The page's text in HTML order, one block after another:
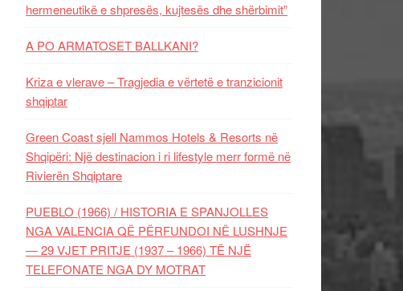
hermeneutikë e shpresës, kujtesës dhe shërbimit”
A PO ARMATOSET BALLKANI?
Kriza e vlerave – Tragjedia e vërtetë e tranzicionit
shqiptar
Green Coast sjell Nammos Hotels & Resorts në
Shqipëri: Një destinacion i ri lifestyle merr formë në
Rivierën Shqiptare
PUEBLO (1966) / HISTORIA E SPANJOLLES
NGA VALENCIA QË PËRFUNDOI NË LUSHNJE
— 29 VJET PRITJE (1937 – 1966) TË NJË
TELEFONATE NGA DY MOTRAT